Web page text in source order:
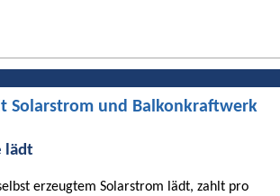
Solarstrom und Balkonkraftwerk
lädt
erzeugtem Solarstrom lädt, zahlt pro